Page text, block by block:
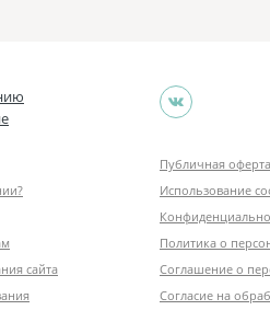
сайта
Публичная оферта
Использование
Политика о
Соглашение о
Согласие на